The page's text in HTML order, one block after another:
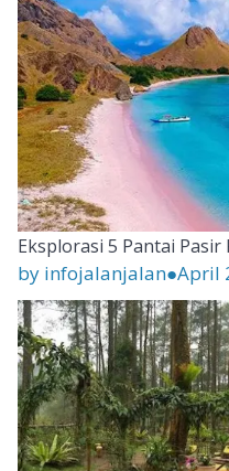
Eksplorasi 5 Pantai
by infojalanjalan●April